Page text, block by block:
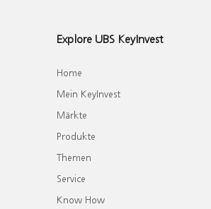
Explore UBS KeyInvest
Home
Mein KeyInvest
Märkte
Produkte
Themen
Service
Know How